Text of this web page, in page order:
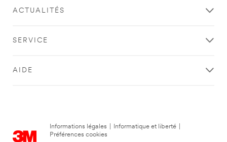
ACTUALITÉS
SERVICE
AIDE
Informations légales Informatique et liberté
Préférences cookies